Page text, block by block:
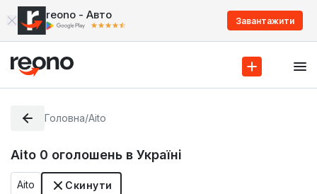
reono - Авто Завантажити
Головна/Aito
Aito 0 оголошень в Україні
Aito Скинути